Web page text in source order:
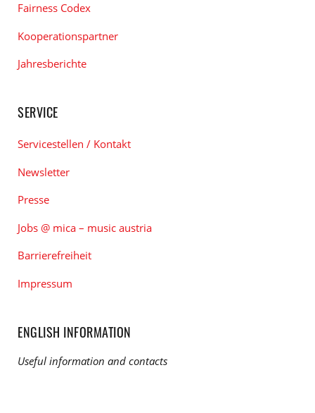
Fairness Codex
Kooperationspartner
Jahresberichte
SERVICE
Servicestellen / Kontakt
Newsletter
Presse
Jobs @ mica – music austria
Barrierefreiheit
Impressum
ENGLISH INFORMATION
Useful information and contacts